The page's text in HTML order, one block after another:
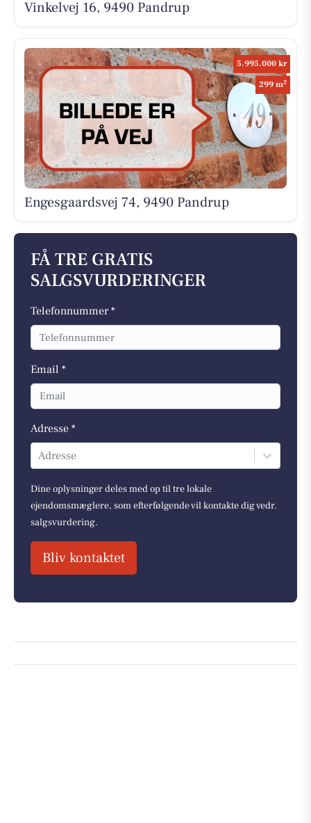
Vinkelvej 16, 9490 Pandrup
5.995.000 kr
299 m2
Engesgaardsvej 74, 9490 Pandrup
FÅ TRE GRATIS
SALGSVURDERINGER
Telefonnummer *
Email *
Adresse *
Adresse
Dine oplysninger deles med op til tre lokale
ejendomsmæglere, som efterfølgende vil kontakte dig vedr.
salgsvurdering.
Bliv kontaktet